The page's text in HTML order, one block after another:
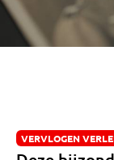
VERVLOGEN